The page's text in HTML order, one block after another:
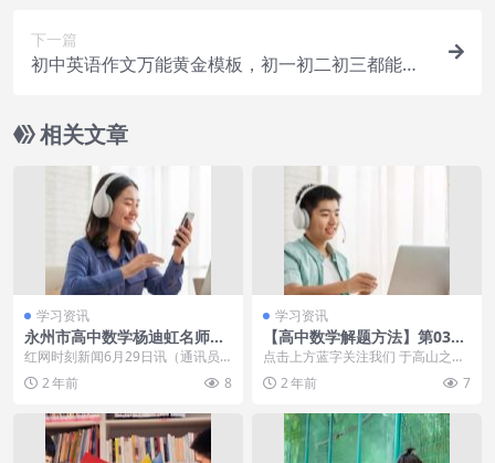
下一篇
初中英语作文万能黄金模板，初一初二初三都能用
相关文章
学习资讯
永州市高中数学杨迪虹名师工
作室开展“送培到校”活动她被
46斤，因夺冠后拉开上衣拉链
红网时刻新闻6月29日讯（通讯员
杨迪虹名师工作室）夏日暖阳绽芬
芳，名师送教共成...
2 年前 8
学习资讯
【高中数学解题方法】第0388
期：排列组合-定序问题
点击上方蓝字关注我们 于高山之
巅，方见大河奔涌； 于...
2 年前 7